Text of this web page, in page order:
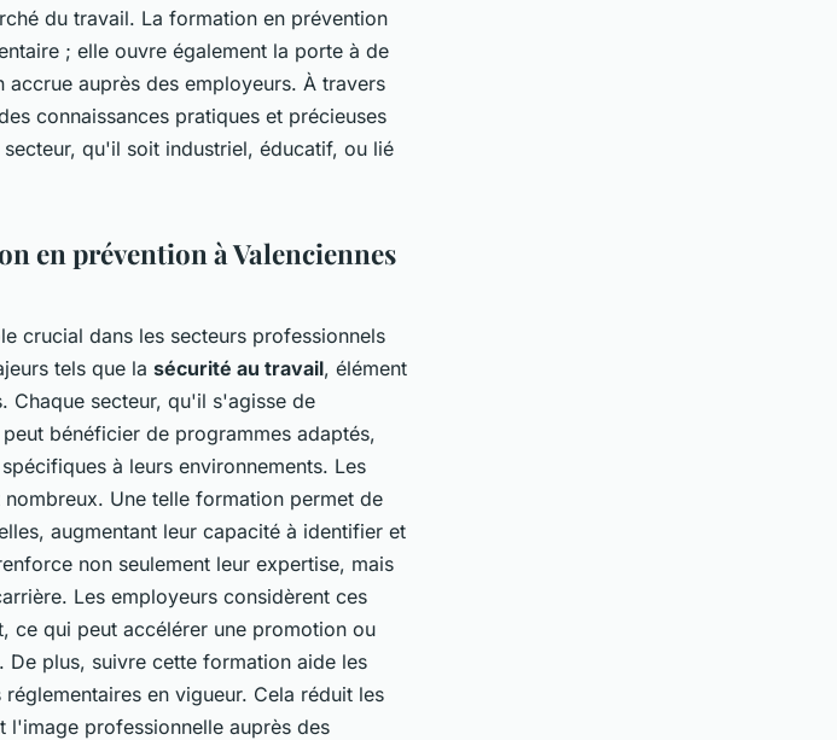
du travail. La formation en prévention
; elle ouvre également la porte à de
auprès des employeurs. À travers
connaissances pratiques et précieuses
qu'il soit industriel, éducatif, ou lié
en prévention à Valenciennes
crucial dans les secteurs professionnels
tels que la sécurité au travail, élément
Chaque secteur, qu'il s'agisse de
bénéficier de programmes adaptés,
à leurs environnements. Les
Une telle formation permet de
augmentant leur capacité à identifier et
non seulement leur expertise, mais
Les employeurs considèrent ces
ce qui peut accélérer une promotion ou
plus, suivre cette formation aide les
en vigueur. Cela réduit les
l'image professionnelle auprès des